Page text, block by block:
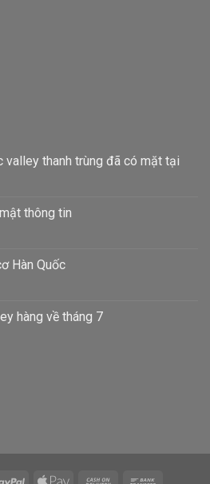
valley thanh trùng đã có mặt tại
thông tin
Hàn Quốc
hàng về tháng 7